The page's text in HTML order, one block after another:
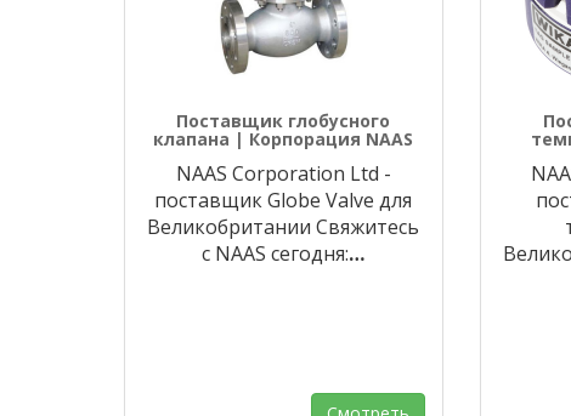
Поставщик глобусного
клапана | Корпорация NAAS
NAAS Corporation Ltd -
поставщик Globe Valve для
Великобритании Свяжитесь
с NAAS сегодня:…